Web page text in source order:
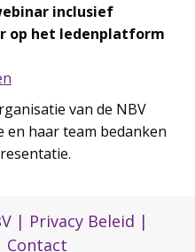
inclusief
op het ledenplatform
van de NBV
en haar team bedanken
| Privacy Beleid |
Contact